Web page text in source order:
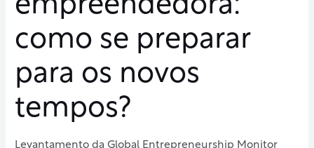
empreendedora:
como se preparar
para os novos
tempos?
Levantamento da Global Entrepreneurship Monitor